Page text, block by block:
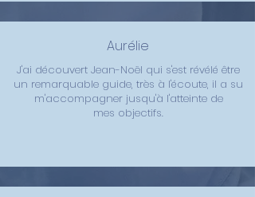
Aurélie
J'ai découvert Jean-Noël qui s'est révélé être
un remarquable guide, très à l'écoute, il a su
m'accompagner jusqu'à l'atteinte de
mes objectifs.